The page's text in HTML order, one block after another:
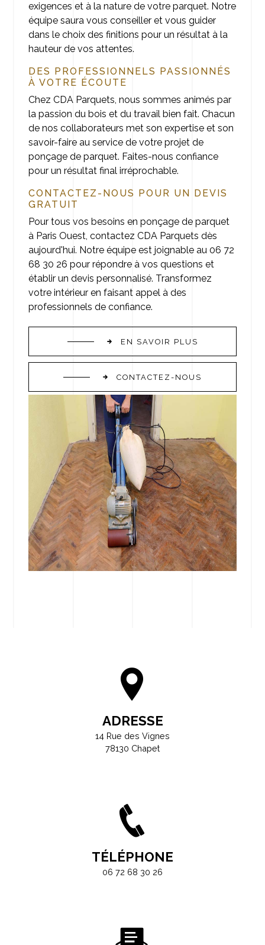
exigences et à la nature de votre parquet. Notre
équipe saura vous conseiller et vous guider
dans le choix des finitions pour un résultat à la
hauteur de vos attentes.
DES PROFESSIONNELS PASSIONNÉS
À VOTRE ÉCOUTE
Chez CDA Parquets, nous sommes animés par
la passion du bois et du travail bien fait. Chacun
de nos collaborateurs met son expertise et son
savoir-faire au service de votre projet de
ponçage de parquet. Faites-nous confiance
pour un résultat final irréprochable.
CONTACTEZ-NOUS POUR UN DEVIS
GRATUIT
Pour tous vos besoins en ponçage de parquet
à Paris Ouest, contactez CDA Parquets dès
aujourd'hui. Notre équipe est joignable au 06 72
68 30 26 pour répondre à vos questions et
établir un devis personnalisé. Transformez
votre intérieur en faisant appel à des
professionnels de confiance.
EN SAVOIR PLUS
CONTACTEZ-NOUS
ADRESSE
14 Rue des Vignes
78130 Chapet
TÉLÉPHONE
06 72 68 30 26